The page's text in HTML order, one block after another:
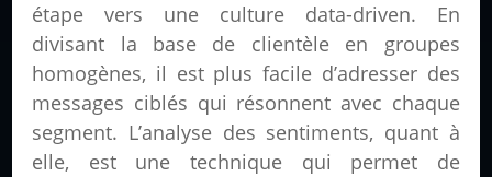
étape vers une culture data-driven. En
divisant la base de clientèle en groupes
homogènes, il est plus facile d’adresser des
messages ciblés qui résonnent avec chaque
segment. L’analyse des sentiments, quant à
elle, est une technique qui permet de